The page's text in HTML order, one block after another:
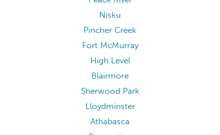
Nisku
Pincher Creek
Fort McMurray
High Level
Blairmore
Sherwood Park
Lloydminster
Athabasca